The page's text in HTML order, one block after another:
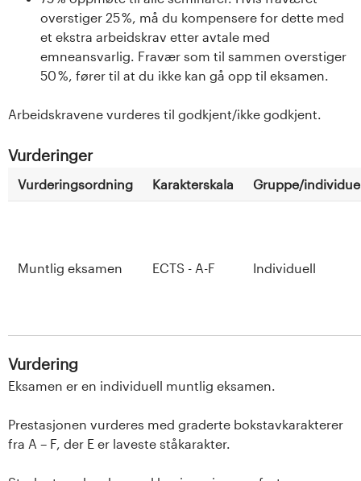
overstiger 25 %, må du kompensere for dette med
et ekstra arbeidskrav etter avtale med
emneansvarlig. Fravær som til sammen overstiger
50 %, fører til at du ikke kan gå opp til eksamen.
Arbeidskravene vurderes til godkjent/ikke godkjent.
Vurderinger
Vurderingsordning Karakterskala Gruppe/
Muntlig eksamen ECTS - A-F Individuell
Vurdering
Eksamen er en individuell muntlig eksamen.
Prestasjonen vurderes med graderte bokstavkarakterer
fra A – F, der E er laveste ståkarakter.